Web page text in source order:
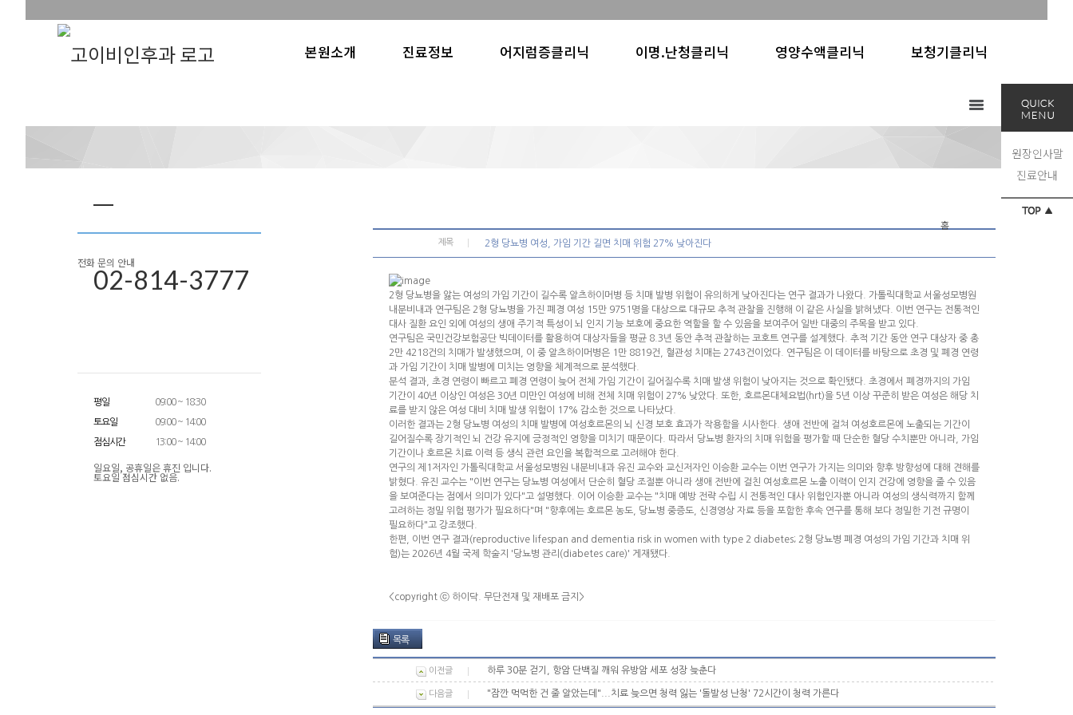
원장인사말
진료안내
본원소개 진료정보 어지럼증클리닉 이명.난청클리닉 영양수액클리닉 보청기클리닉
전화 문의 안내
02-814-3777
평일 09:00 ~ 18:30
토요일 09:00 ~ 14:00
점심시간 13:00 ~ 14:00
일요일, 공휴일은 휴진 입니다.
토요일 점심시간 없음.
홈
제목 2형 당뇨병 여성, 가임 기간 길면 치매 위험 27% 낮아진다
2형 당뇨병을 앓는 여성의 가임 기간이 길수록 알츠하이머병 등 치매 발병 위험이 유의하게 낮아진다는 연구 결과가 나왔다. 가톨릭대학교 서울성모병원
내분비내과 연구팀은 2형 당뇨병을 가진 폐경 여성 15만 9751명을 대상으로 대규모 추적 관찰을 진행해 이 같은 사실을 밝혀냈다. 이번 연구는 전통적인
대사 질환 요인 외에 여성의 생애 주기적 특성이 뇌 인지 기능 보호에 중요한 역할을 할 수 있음을 보여주어 일반 대중의 주목을 받고 있다.
연구팀은 국민건강보험공단 빅데이터를 활용하여 대상자들을 평균 8.3년 동안 추적 관찰하는 코호트 연구를 설계했다. 추적 기간 동안 연구 대상자 중 총
2만 4218건의 치매가 발생했으며, 이 중 알츠하이머병은 1만 8819건, 혈관성 치매는 2743건이었다. 연구팀은 이 데이터를 바탕으로 초경 및 폐경 연령
과 가임 기간이 치매 발병에 미치는 영향을 체계적으로 분석했다.
분석 결과, 초경 연령이 빠르고 폐경 연령이 늦어 전체 가임 기간이 길어질수록 치매 발생 위험이 낮아지는 것으로 확인됐다. 초경에서 폐경까지의 가임
기간이 40년 이상인 여성은 30년 미만인 여성에 비해 전체 치매 위험이 27% 낮았다. 또한, 호르몬대체요법(hrt)을 5년 이상 꾸준히 받은 여성은 해당 치
료를 받지 않은 여성 대비 치매 발생 위험이 17% 감소한 것으로 나타났다.
이러한 결과는 2형 당뇨병 여성의 치매 발병에 여성호르몬의 뇌 신경 보호 효과가 작용함을 시사한다. 생애 전반에 걸쳐 여성호르몬에 노출되는 기간이
길어질수록 장기적인 뇌 건강 유지에 긍정적인 영향을 미치기 때문이다. 따라서 당뇨병 환자의 치매 위험을 평가할 때 단순한 혈당 수치뿐만 아니라, 가임
기간이나 호르몬 치료 이력 등 생식 관련 요인을 복합적으로 고려해야 한다.
연구의 제1저자인 가톨릭대학교 서울성모병원 내분비내과 유진 교수와 교신저자인 이승환 교수는 이번 연구가 가지는 의미와 향후 방향성에 대해 견해를
밝혔다. 유진 교수는 "이번 연구는 당뇨병 여성에서 단순히 혈당 조절뿐 아니라 생애 전반에 걸친 여성호르몬 노출 이력이 인지 건강에 영향을 줄 수 있음
을 보여준다는 점에서 의미가 있다"고 설명했다. 이어 이승환 교수는 "치매 예방 전략 수립 시 전통적인 대사 위험인자뿐 아니라 여성의 생식력까지 함께
고려하는 정밀 위험 평가가 필요하다"며 "향후에는 호르몬 농도, 당뇨병 중증도, 신경영상 자료 등을 포함한 후속 연구를 통해 보다 정밀한 기전 규명이
필요하다"고 강조했다.
한편, 이번 연구 결과(reproductive lifespan and dementia risk in women with type 2 diabetes; 2형 당뇨병 폐경 여성의 가임 기간과 치매 위
험)는 2026년 4월 국제 학술지 '당뇨병 관리(diabetes care)' 게재됐다.
<copyright ⓒ 하이닥. 무단전재 및 재배포 금지>
목록
이전글 하루 30분 걷기, 항암 단백질 깨워 유방암 세포 성장 늦춘다
다음글 "잠깐 먹먹한 건 줄 알았는데"...치료 늦으면 청력 잃는 '돌발성 난청' 72시간이 청력 가른다